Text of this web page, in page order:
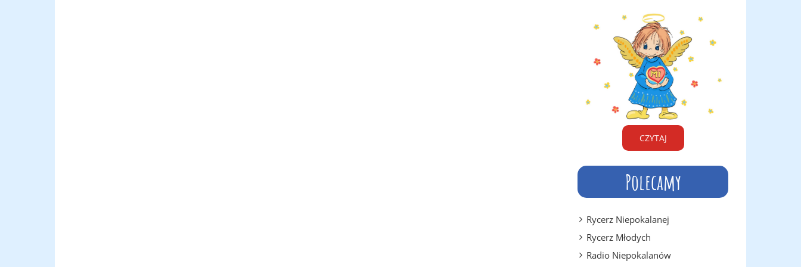
CZYTAJ
Polecamy
Rycerz Niepokalanej
Rycerz Młodych
Radio Niepokalanów